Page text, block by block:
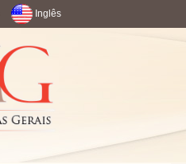
Inglês